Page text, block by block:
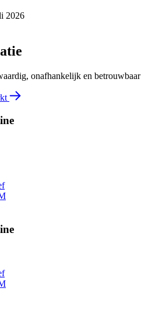
2026
onafhankelijk en betrouwbaar